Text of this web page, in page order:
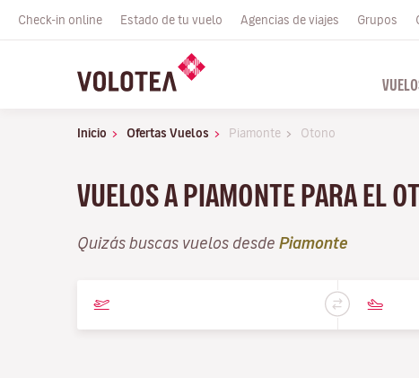
Check-in online Estado de tu vuelo Agencias de viajes Grupos
Inicio Ofertas Vuelos Piamonte Otono
VUELOS A PIAMONTE PARA EL
Quizás buscas vuelos desde Piamonte